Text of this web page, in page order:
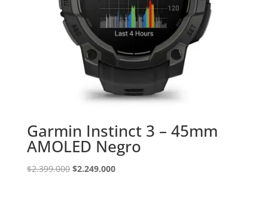
Garmin Instinct 3 – 45mm
AMOLED Negro
$2.399.000 El
$2.249.000El